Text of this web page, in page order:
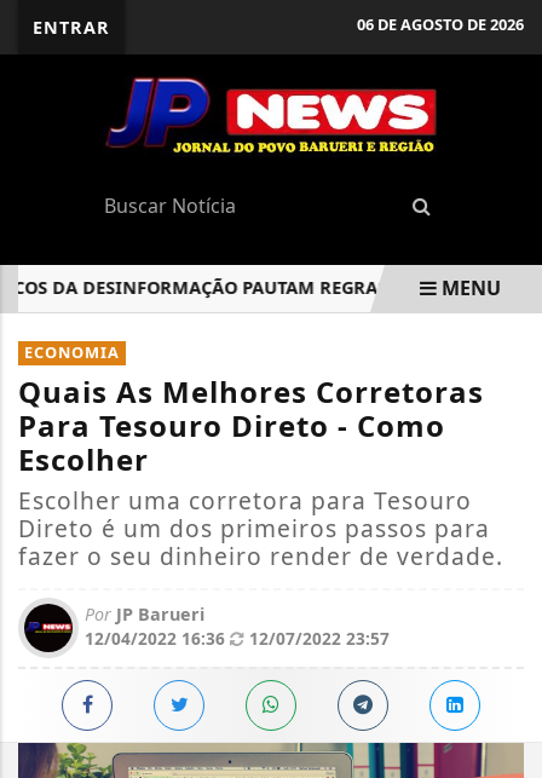
ENTRAR 06 DE AGOSTO DE 2026
DA DESINFORMAÇÃO PAUTAM REGRAS PARA ELEIÇÕES DE
EM ALTA
MENU
ECONOMIA
Quais As Melhores Corretoras
Para Tesouro Direto - Como
Escolher
Escolher uma corretora para Tesouro
Direto é um dos primeiros passos para
fazer o seu dinheiro render de verdade.
Por JP Barueri
12/04/2022 16:36
12/07/2022 23:57